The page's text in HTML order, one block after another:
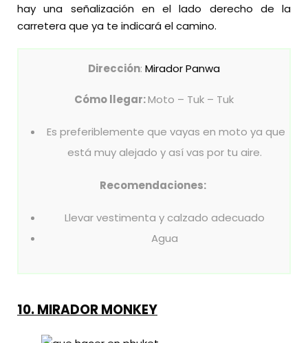
hay una señalización en el lado derecho de la
carretera que ya te indicará el camino.
Dirección: Mirador Panwa
Cómo llegar:Moto – Tuk – Tuk
Es preferiblemente que vayas en moto ya que
está muy alejado y así vas por tu aire.
Recomendaciones:
Llevar vestimenta y calzado adecuado
Agua
10.MIRADOR MONKEY